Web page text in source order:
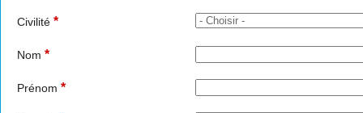
Civilité *
Nom *
Prénom *